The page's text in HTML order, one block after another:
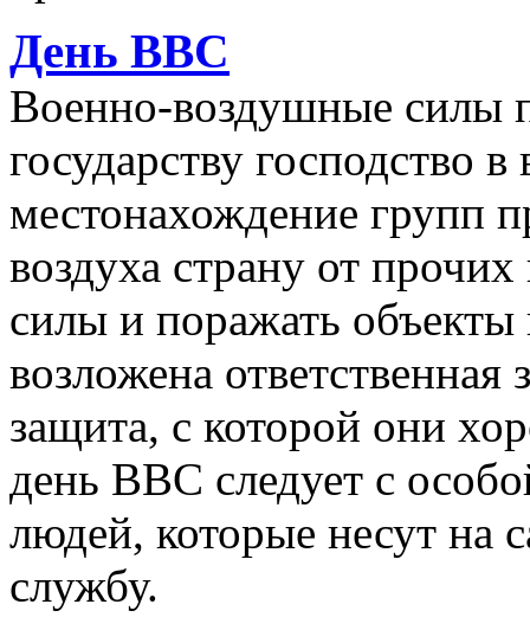
День ВВС
Военно-воздушные силы
государству господство в
местонахождение групп
воздуха страну от
силы и поражать
возложена ответственная
защита, с которой они
день ВВС следует с
людей, которые несут на
службу.